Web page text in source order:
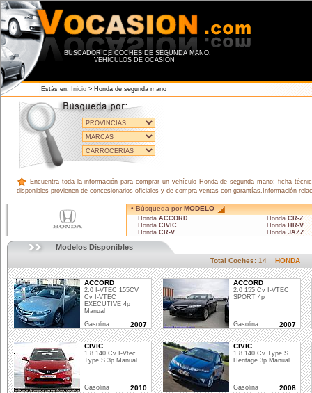
BUSCADOR DE COCHES DE SEGUNDA MANO.
VEHÍCULOS DE OCASIÓN
Estás en: Inicio > Honda de segunda mano
Encuentra toda la información para comprar un vehículo Honda de segunda mano: ficha
disponibles provienen de concesionarios oficiales y de compra-ventas con garantías.Información
• Búsqueda porMODELO
· Honda ACCORD
· Honda CIVIC
· Honda CR-V
· Honda CR-Z
· Honda HR-V
· Honda JAZZ
Modelos Disponibles
Total Coches: 14 HONDA
ACCORD
2.0 I-VTEC 155CV
Cv I-VTEC
EXECUTIVE 4p
Manual
Gasolina
2007
ACCORD
2.0 155 Cv I-VTEC
SPORT 4p
Gasolina 2007
CIVIC
1.8 140 Cv I-Vtec
Type S 3p Manual
Gasolina 2010
CIVIC
1.8 140 Cv Type S
Heritage 3p Manual
Gasolina 2008